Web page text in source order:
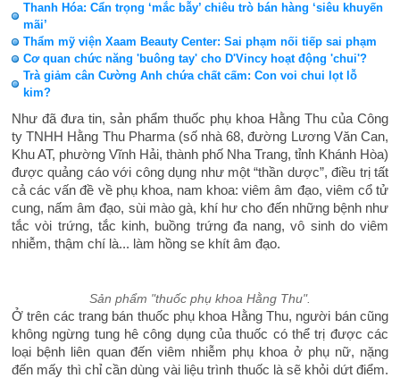
Thanh Hóa: Cẩn trọng ‘mắc bẫy’ chiêu trò bán hàng ‘siêu khuyến
mãi’
Thẩm mỹ viện Xaam Beauty Center: Sai phạm nối tiếp sai phạm
Cơ quan chức năng 'buông tay' cho D'Vincy hoạt động 'chui'?
Trà giảm cân Cường Anh chứa chất cấm: Con voi chui lọt lỗ
kim?
Như đã đưa tin, sản phẩm thuốc phụ khoa Hằng Thu của Công
ty TNHH Hằng Thu Pharma (số nhà 68, đường Lương Văn Can,
Khu AT, phường Vĩnh Hải, thành phố Nha Trang, tỉnh Khánh Hòa)
được quảng cáo với công dụng như một “thần dược”, điều trị tất
cả các vấn đề về phụ khoa, nam khoa: viêm âm đạo, viêm cổ tử
cung, nấm âm đạo, sùi mào gà, khí hư cho đến những bệnh như
tắc vòi trứng, tắc kinh, buồng trứng đa nang, vô sinh do viêm
nhiễm, thậm chí là... làm hồng se khít âm đạo.
Sản phẩm "thuốc phụ khoa Hằng Thu".
Ở trên các trang bán thuốc phụ khoa Hằng Thu, người bán cũng
không ngừng tung hê công dụng của thuốc có thể trị được các
loại bệnh liên quan đến viêm nhiễm phụ khoa ở phụ nữ, nặng
đến mấy thì chỉ cần dùng vài liệu trình thuốc là sẽ khỏi dứt điểm.